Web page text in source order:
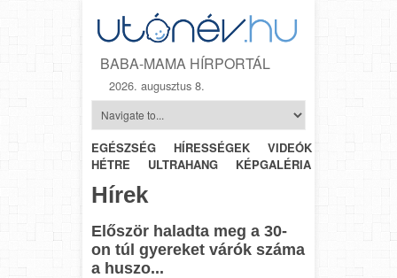
BABA-MAMA HÍRPORTÁL
2026. augusztus 8.
EGÉSZSÉG HÍRESSÉGEK VIDEÓK
HÉTRŐL-
HÉTRE
ULTRAHANG KÉPGALÉRIA
Hírek
Először haladta meg a 30-
on túl gyereket várók száma
a huszo...